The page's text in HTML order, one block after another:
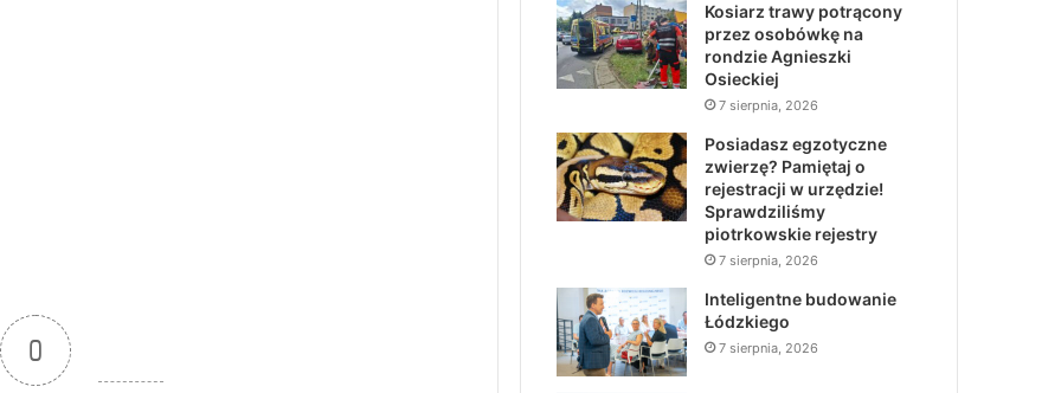
0
Kosiarz trawy potrącony
przez osobówkę na
rondzie Agnieszki
Osieckiej
7 sierpnia, 2026
Posiadasz egzotyczne
zwierzę? Pamiętaj o
rejestracji w urzędzie!
Sprawdziliśmy
piotrkowskie rejestry
7 sierpnia, 2026
Inteligentne budowanie
Łódzkiego
7 sierpnia, 2026